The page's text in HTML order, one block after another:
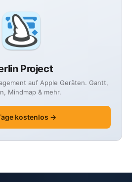
Project
auf Apple Geräten. Gantt,
Mindmap & mehr.
kostenlos →